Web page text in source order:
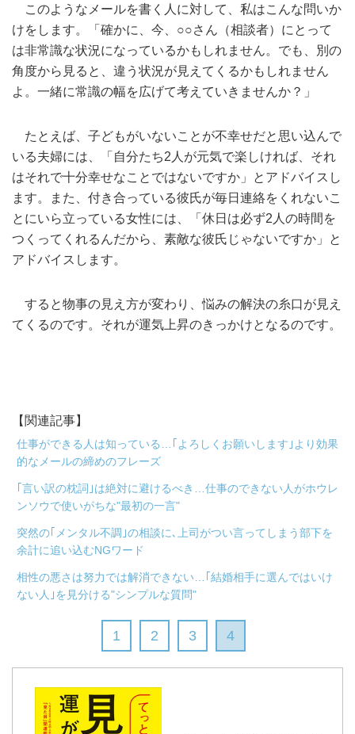
このようなメールを書く人に対して、私はこんな問いか
けをします。「確かに、今、○○さん（相談者）にとって
は非常識な状況になっているかもしれません。でも、別の
角度から見ると、違う状況が見えてくるかもしれません
よ。一緒に常識の幅を広げて考えていきませんか？」
たとえば、子どもがいないことが不幸せだと思い込んで
いる夫婦には、「自分たち2人が元気で楽しければ、それ
はそれで十分幸せなことではないですか」とアドバイスし
ます。また、付き合っている彼氏が毎日連絡をくれないこ
とにいら立っている女性には、「休日は必ず2人の時間を
つくってくれるんだから、素敵な彼氏じゃないですか」と
アドバイスします。
すると物事の見え方が変わり、悩みの解決の糸口が見え
てくるのです。それが運気上昇のきっかけとなるのです。
【関連記事】
仕事ができる人は知っている…｢よろしくお願いします｣より効果
的なメールの締めのフレーズ
｢言い訳の枕詞｣は絶対に避けるべき…仕事のできない人がホウレ
ンソウで使いがちな"最初の一言"
突然の｢メンタル不調｣の相談に､上司がつい言ってしまう部下を
余計に追い込むNGワード
相性の悪さは努力では解消できない…｢結婚相手に選んではいけ
ない人｣を見分ける"シンプルな質問"
1 2 3 4